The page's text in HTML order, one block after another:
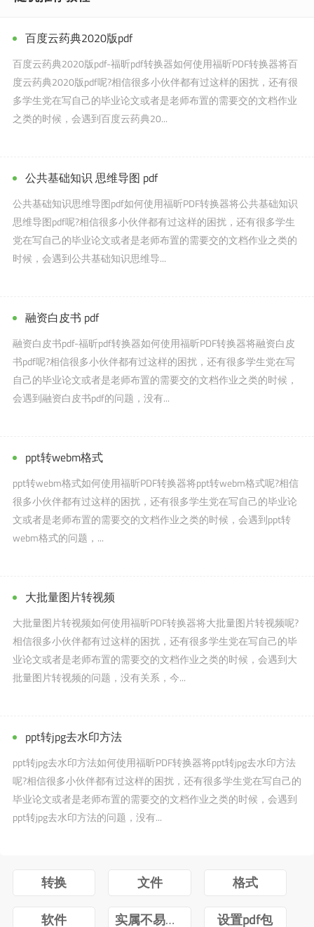
百度云药典2020版pdf
百度云药典2020版pdf-福昕pdf转换器如何使用福昕PDF转换器将百
度云药典2020版pdf呢?相信很多小伙伴都有过这样的困扰，还有很
多学生党在写自己的毕业论文或者是老师布置的需要交的文档作业
之类的时候，会遇到百度云药典20...
公共基础知识 思维导图 pdf
公共基础知识思维导图pdf如何使用福昕PDF转换器将公共基础知识
思维导图pdf呢?相信很多小伙伴都有过这样的困扰，还有很多学生
党在写自己的毕业论文或者是老师布置的需要交的文档作业之类的
时候，会遇到公共基础知识思维导...
融资白皮书 pdf
融资白皮书pdf-福昕pdf转换器如何使用福昕PDF转换器将融资白皮
书pdf呢?相信很多小伙伴都有过这样的困扰，还有很多学生党在写
自己的毕业论文或者是老师布置的需要交的文档作业之类的时候，
会遇到融资白皮书pdf的问题，没有...
ppt转webm格式
ppt转webm格式如何使用福昕PDF转换器将ppt转webm格式呢?相信
很多小伙伴都有过这样的困扰，还有很多学生党在写自己的毕业论
文或者是老师布置的需要交的文档作业之类的时候，会遇到ppt转
webm格式的问题，...
大批量图片转视频
大批量图片转视频如何使用福昕PDF转换器将大批量图片转视频呢?
相信很多小伙伴都有过这样的困扰，还有很多学生党在写自己的毕
业论文或者是老师布置的需要交的文档作业之类的时候，会遇到大
批量图片转视频的问题，没有关系，今...
ppt转jpg去水印方法
ppt转jpg去水印方法如何使用福昕PDF转换器将ppt转jpg去水印方法
呢?相信很多小伙伴都有过这样的困扰，还有很多学生党在写自己的
毕业论文或者是老师布置的需要交的文档作业之类的时候，会遇到
ppt转jpg去水印方法的问题，没有...
转换 文件
格式
软件
实属不易牛转乾坤图片抖音
设置pdf包